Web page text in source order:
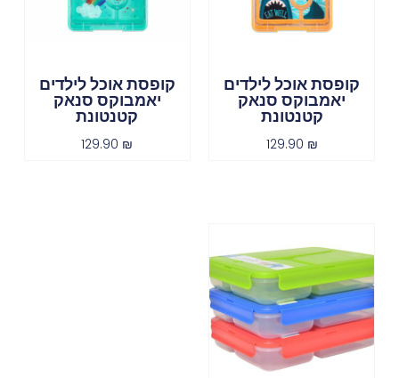
קופסת אוכל לילדים
יאמבוקס סנאק
קטנטונת
129.90 ₪
קופסת אוכל לילדים
יאמבוקס סנאק
קטנטונת
129.90 ₪